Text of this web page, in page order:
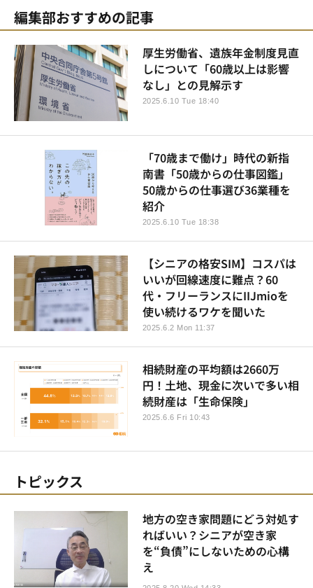
編集部おすすめの記事
厚生労働省、遺族年金制度見直
しについて「60歳以上は影響
なし」との見解示す
2025.6.10 Tue 18:40
「70歳まで働け」時代の新指
南書「50歳からの仕事図鑑」
50歳からの仕事選び36業種を
紹介
2025.6.10 Tue 18:38
【シニアの格安SIM】コスパは
いいが回線速度に難点？60
代・フリーランスにIIJmioを
使い続けるワケを聞いた
2025.6.2 Mon 11:37
相続財産の平均額は2660万
円！土地、現金に次いで多い相
続財産は「生命保険」
2025.6.6 Fri 10:43
トピックス
地方の空き家問題にどう対処す
ればいい？シニアが空き家
を“負債”にしないための心構
え